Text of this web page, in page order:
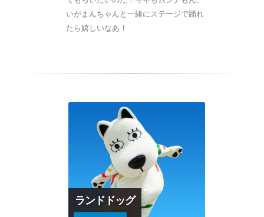
いがまんちゃんと一緒にステージで踊れ
たら嬉しいなあ！
ランドドッグ